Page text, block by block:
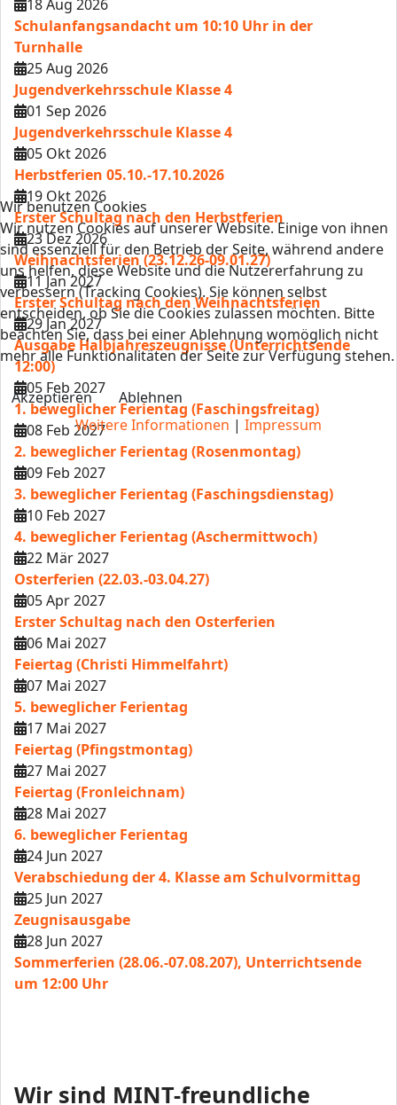
18 Aug 2026
Schulanfangsandacht um 10:10 Uhr in der
Turnhalle
25 Aug 2026
Jugendverkehrsschule Klasse 4
01 Sep 2026
Jugendverkehrsschule Klasse 4
05 Okt 2026
Herbstferien 05.10.-17.10.2026
19 Okt 2026
Erster Schultag nach den Herbstferien
23 Dez 2026
Weihnachtsferien (23.12.26-09.01.27)
11 Jan 2027
Erster Schultag nach den Weihnachtsferien
29 Jan 2027
Ausgabe Halbjahreszeugnisse (Unterrichtsende
12:00)
05 Feb 2027
1. beweglicher Ferientag (Faschingsfreitag)
08 Feb 2027
2. beweglicher Ferientag (Rosenmontag)
09 Feb 2027
3. beweglicher Ferientag (Faschingsdienstag)
10 Feb 2027
4. beweglicher Ferientag (Aschermittwoch)
22 Mär 2027
Osterferien (22.03.-03.04.27)
05 Apr 2027
Erster Schultag nach den Osterferien
06 Mai 2027
Feiertag (Christi Himmelfahrt)
07 Mai 2027
5. beweglicher Ferientag
17 Mai 2027
Feiertag (Pfingstmontag)
27 Mai 2027
Feiertag (Fronleichnam)
28 Mai 2027
6. beweglicher Ferientag
24 Jun 2027
Verabschiedung der 4. Klasse am Schulvormittag
25 Jun 2027
Zeugnisausgabe
28 Jun 2027
Sommerferien (28.06.-07.08.207), Unterrichtsende
um 12:00 Uhr
Wir sind MINT-freundliche
Wir benutzen Cookies
Wir nutzen Cookies auf unserer Website. Einige von ihnen
sind essenziell für den Betrieb der Seite, während andere
uns helfen, diese Website und die Nutzererfahrung zu
verbessern (Tracking Cookies). Sie können selbst
entscheiden, ob Sie die Cookies zulassen möchten. Bitte
beachten Sie, dass bei einer Ablehnung womöglich nicht
mehr alle Funktionalitäten der Seite zur Verfügung stehen.
Akzeptieren
Ablehnen
Weitere Informationen | Impressum